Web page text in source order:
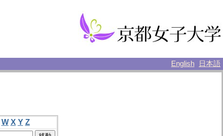
English 日本語
W X Y Z